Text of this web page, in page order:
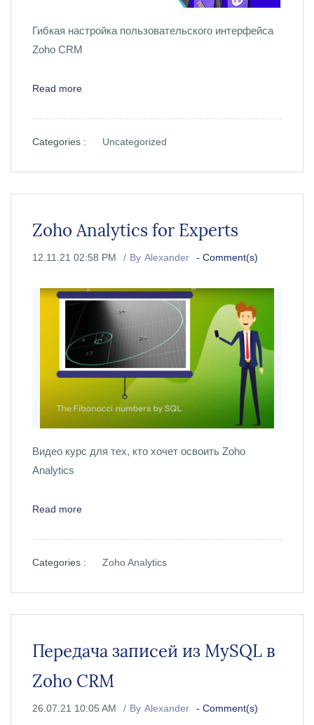
Гибкая настройка пользовательского интерфейса
Zoho CRM
Read more
Categories : Uncategorized
Zoho Analytics for Experts
12.11.21 02:58 PM By Alexander - Comment(s)
Видео курс для тех, кто хочет освоить Zoho
Analytics
Read more
Categories : Zoho Analytics
Передача записей из MySQL в
Zoho CRM
26.07.21 10:05 AM By Alexander - Comment(s)